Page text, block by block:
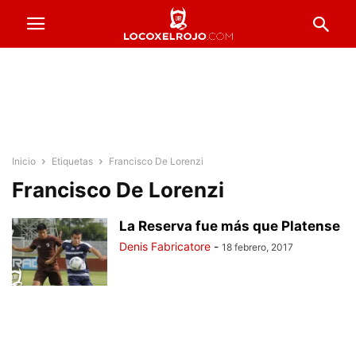
Inicio Etiquetas Francisco De Lorenzi
Francisco De Lorenzi
La Reserva fue más que Platense
Denis Fabricatore - 18 febrero, 2017